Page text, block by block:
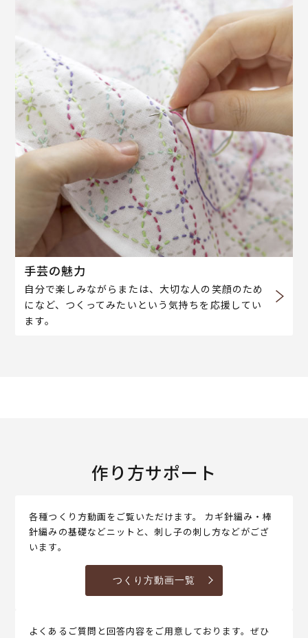
手芸の魅力
自分で楽しみながらまたは、大切な人の笑顔のため
になど、つくってみたいという気持ちを応援してい
ます。
作り方サポート
各種つくり方動画をご覧いただけます。 カギ針編み・棒
針編みの基礎などニットと、刺し子の刺し方などがござ
います。
つくり方動画一覧
よくあるご質問と回答内容をご用意しております。ぜひ